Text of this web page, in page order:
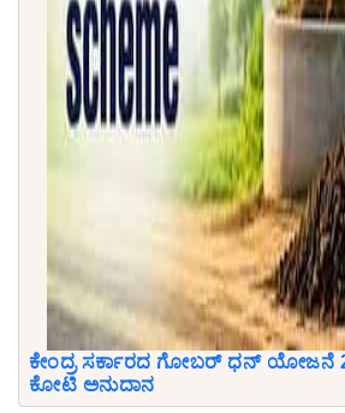
ಕೇಂದ್ರ ಸರ್ಕಾರದ ಗೋಬರ್ ಧನ್ ಯೋಜನೆ
ಕೋಟಿ ಅನುದಾನ